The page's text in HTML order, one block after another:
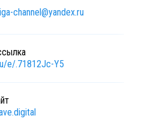
channel@yandex.ru
e/.71812Jc-Y5